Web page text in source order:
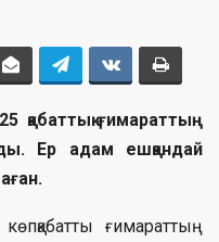
қабаттық ғимараттың
Ер адам ешқандай
ғимараттың